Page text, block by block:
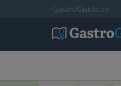
GastroGuide.de